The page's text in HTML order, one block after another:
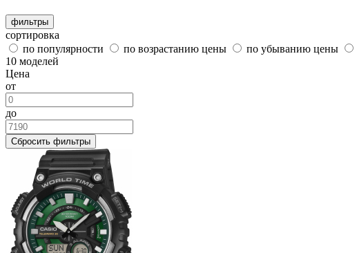
фильтры
сортировка
по популярности
по возрастанию цены по убыванию цены
10 моделей
Цена
от
до
Сбросить фильтры